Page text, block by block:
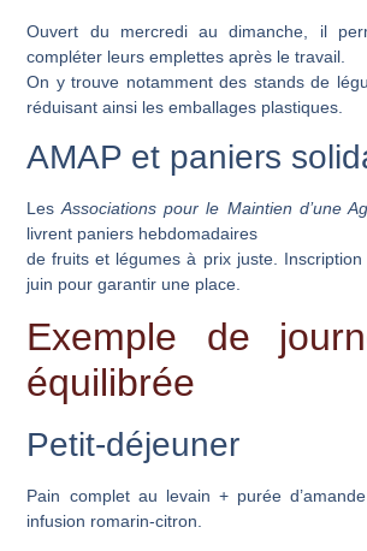
Ouvert du mercredi au dimanche, il
compléter leurs emplettes après le travail.
On y trouve notamment des stands de
réduisant ainsi les emballages plastiques.
AMAP et paniers
LesAssociations pour le Maintien d’une
livrent paniers hebdomadaires
de fruits et légumes à prix juste.
juin pour garantir une place.
Exemple de
équilibrée
Petit-déjeuner
Pain complet au levain + purée
infusion romarin-citron.